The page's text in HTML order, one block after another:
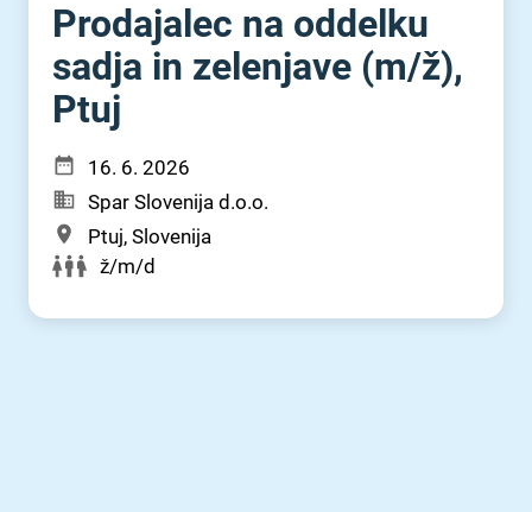
Prodajalec na oddelku
sadja in zelenjave (m⁠/⁠ž),
Ptuj
16. 6. 2026
Spar Slovenija d.o.o.
Ptuj, Slovenija
ž/m/d